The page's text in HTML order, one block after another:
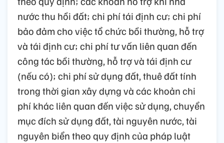
nước thu hồi đất; chi phí tái định cư; chi phí
bảo đảm cho việc tổ chức bồi thường, hỗ trợ
và tái định cư; chi phí tư vấn liên quan đến
công tác bồi thường, hỗ trợ và tái định cư
(nếu có); chi phí sử dụng đất, thuê đất tính
trong thời gian xây dựng và các khoản chi
phí khác liên quan đến việc sử dụng, chuyển
mục đích sử dụng đất, tài nguyên nước, tài
nguyên biển theo quy định của pháp luật